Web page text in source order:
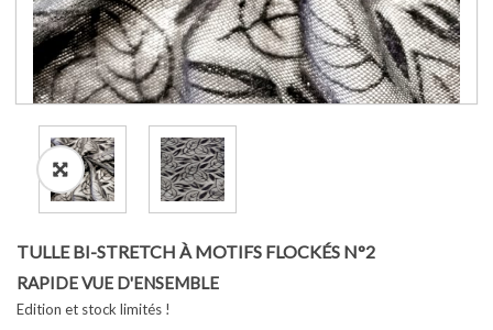
TULLE BI-STRETCH À MOTIFS FLOCKÉS N°2
RAPIDE VUE D'ENSEMBLE
Edition et stock limités !